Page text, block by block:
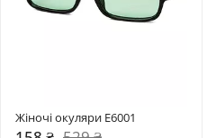
Жіночі окуляри E6001